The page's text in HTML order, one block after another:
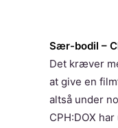
Sær-bodil –
Det kræver
at give en
altså under
CPH:DOX